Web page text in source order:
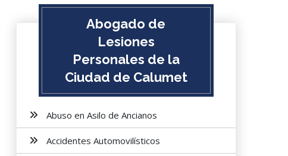
Abogado de
Lesiones
Personales de la
Ciudad de Calumet
Abuso en Asilo de Ancianos
Accidentes Automovilísticos